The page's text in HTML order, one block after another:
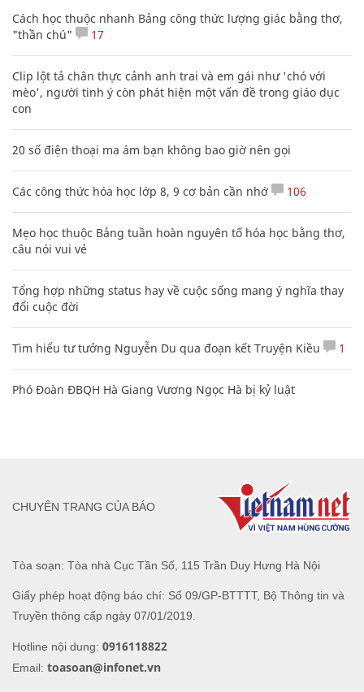
Cách học thuộc nhanh Bảng công thức lượng giác bằng thơ,
"thần chú"
17
Clip lột tả chân thực cảnh anh trai và em gái như 'chó với
mèo', người tinh ý còn phát hiện một vấn đề trong giáo dục
con
20 số điện thoại ma ám bạn không bao giờ nên gọi
Các công thức hóa học lớp 8, 9 cơ bản cần nhớ 106
Mẹo học thuộc Bảng tuần hoàn nguyên tố hóa học bằng thơ,
câu nói vui vẻ
Tổng hợp những status hay về cuộc sống mang ý nghĩa thay
đổi cuộc đời
Tìm hiểu tư tưởng Nguyễn Du qua đoạn kết Truyện Kiều 1
Phó Đoàn ĐBQH Hà Giang Vương Ngọc Hà bị kỷ luật
Tòa soạn: Tòa nhà Cục Tần Số, 115 Trần Duy Hưng Hà Nội
Giấy phép hoạt động báo chí: Số 09/GP-BTTTT, Bộ Thông tin và
Truyền thông cấp ngày 07/01/2019.
Hotline nội dung: 0916118822
Email: toasoan@infonet.vn
CHUYÊN TRANG CỦA BÁO